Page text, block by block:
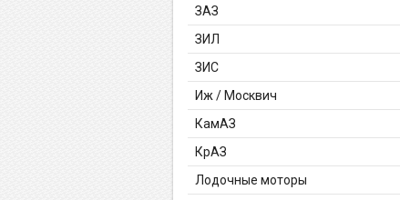
ЗАЗ
ЗИЛ
ЗИС
Иж / Москвич
КамАЗ
КрАЗ
Лодочные моторы